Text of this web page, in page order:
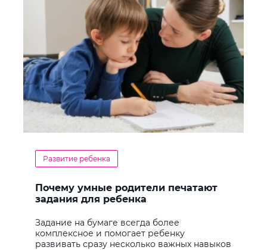
Развитие ребенка
Почему умные родители печатают
задания для ребенка
Задание на бумаге всегда более
комплексное и помогает ребенку
развивать сразу несколько важных навыков